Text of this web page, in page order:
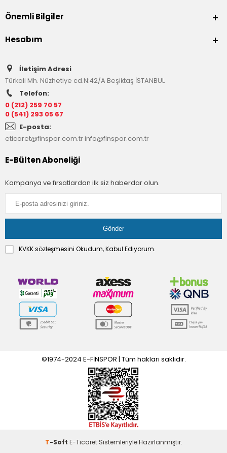
Önemli Bilgiler
Hesabım
İletişim Adresi
Türkali Mh. Nüzhetiye cd.N:42/A Beşiktaş İSTANBUL
Telefon:
0 (212) 259 70 57
0 (541) 293 05 67
E-posta:
eticaret@finspor.com.trinfo@finspor.com.tr
E-Bülten Aboneliği
Kampanya ve fırsatlardan ilk siz haberdar olun.
KVKK sözleşmesini Okudum, Kabul Ediyorum.
©1974-2024 E-FİNSPOR | Tüm hakları saklıdır.
T-Soft E-TicaretSistemleriyle Hazırlanmıştır.